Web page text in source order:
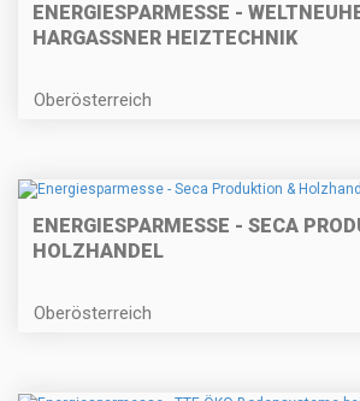
ENERGIESPARMESSE -
HARGASSNER HEIZTECHNIK
Oberösterreich
ENERGIESPARMESSE - SECA
HOLZHANDEL
Oberösterreich